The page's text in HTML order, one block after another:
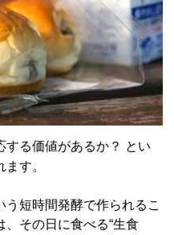
る価値があるか？ とい
す。
う短時間発酵で作られるこ
、その日に食べる“生食